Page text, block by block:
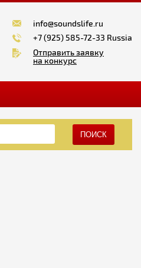
info@soundslife.ru
+7 (925) 585-72-33 Russia
Отправить заявку
на конкурс
ПОИСК